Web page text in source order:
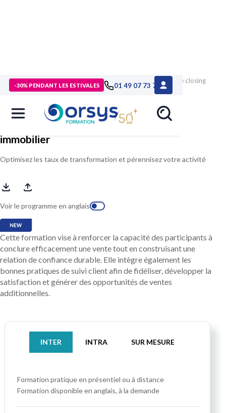
-30% PENDANT LES ESTIVALES 01 49 07 73 73
> Formations>Compétences métiers
Formation Réussir le closing
et le suivi client en immobilier
Réussir le closing et le suivi client en
immobilier
Optimisez les taux de transformation et pérennisez votre activité
Voir le programme en anglais
Cette formation vise à renforcer la capacité des participants à
conclure efficacement une vente tout en construisant une
relation de confiance durable. Elle intègre également les
bonnes pratiques de suivi client afin de fidéliser, développer la
satisfaction et générer des opportunités de ventes
additionnelles.
INTER INTRA SUR MESURE
Formation pratique en présentiel ou à distance
Formation disponible en anglais, à la demande